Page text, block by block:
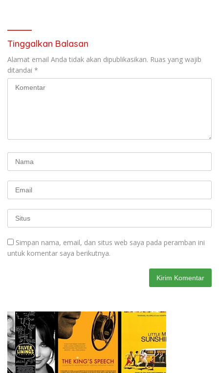
Kasih Allah.
Tinggalkan Balasan
Alamat email Anda tidak akan dipublikasikan. Ruas yang wajib
ditandai *
Simpan nama, email, dan situs web saya pada peramban ini
untuk komentar saya berikutnya.